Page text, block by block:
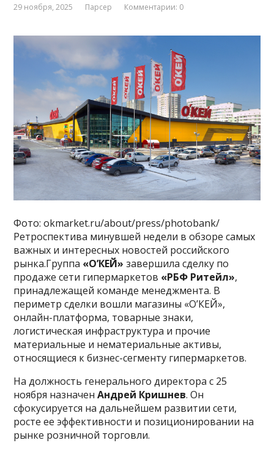
29 ноября, 2025 Парсер Комментарии: 0
Фото: okmarket.ru/about/press/photobank/
Ретроспектива минувшей недели в обзоре самых
важных и интересных новостей российского
рынка.Группа «О’КЕЙ» завершила сделку по
продаже сети гипермаркетов «РБФ Ритейл»,
принадлежащей команде менеджмента. В
периметр сделки вошли магазины «О’КЕЙ»,
онлайн-платформа, товарные знаки,
логистическая инфраструктура и прочие
материальные и нематериальные активы,
относящиеся к бизнес-сегменту гипермаркетов.
На должность генерального директора с 25
ноября назначенАндрей Кришнев. Он
сфокусируется на дальнейшем развитии сети,
росте ее эффективности и позиционировании на
рынке розничной торговли.